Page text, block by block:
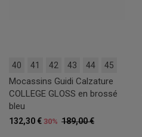
40 41 42 43 44 45
Mocassins Guidi Calzature
COLLEGE GLOSS en brossé
bleu
189,00 €
132,30 € 30%